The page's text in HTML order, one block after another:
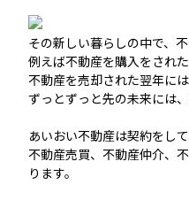
その新しい暮らしの中で、
例えば不動産を購入をされ
不動産を売却された翌年に
ずっとずっと先の未来には
あいおい不動産は契約をし
不動産売買、不動産仲介、
ります。